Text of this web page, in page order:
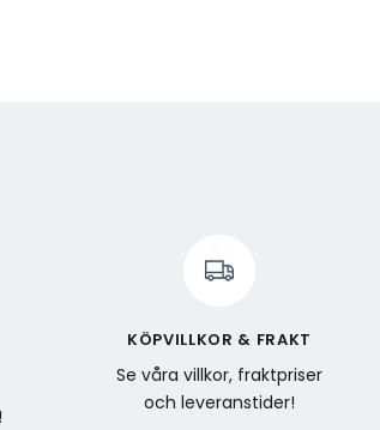
KÖPVILLKOR & FRAKT
Se våra villkor, fraktpriser
och leveranstider!